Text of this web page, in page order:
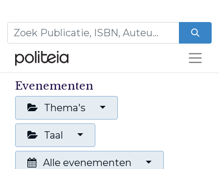
Evenementen
Thema's
Taal
Alle evenementen